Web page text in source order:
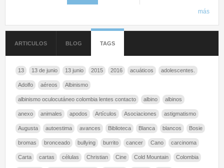
Contraseña*
Crear nueva cuenta
Solicitar una nueva contraseña
más
ARTICULOS BLOG TAGS
13 13 de junio 13 junio 2015 2016 acuáticos adolescentes.
Adolfo aéreos Albinismo
albinismo oculocutáneo colombia lentes contacto albino albinos
anexo animales apodos Artículos Asociaciones astigmatismo
Augusta autoestima avances Biblioteca Blanca blancos Bosie
bromas bronceado bullying burrito cancer Cano carcinoma
Carta cartas células Christian Cine Cold Mountain Colombia